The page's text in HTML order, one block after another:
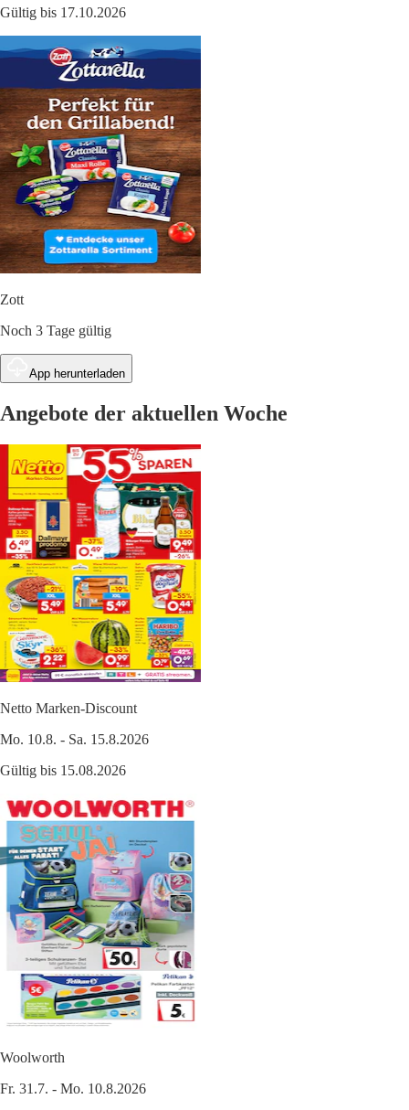
Gültig bis 17.10.2026
Zott
Noch 3 Tage gültig
App herunterladen
Angebote der aktuellen Woche
Netto Marken-Discount
Mo. 10.8. - Sa. 15.8.2026
Gültig bis 15.08.2026
Woolworth
Fr. 31.7. - Mo. 10.8.2026